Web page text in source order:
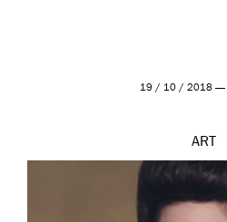
19 / 10 / 2018 —
ART